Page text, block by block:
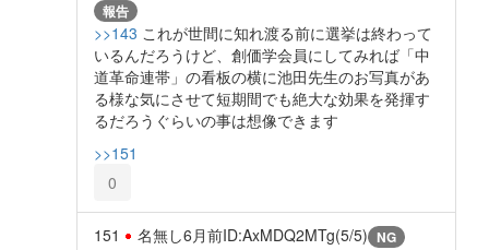
報告
>>143 これが世間に知れ渡る前に選挙は終わって
いるんだろうけど、創価学会員にしてみれば「中
道革命連帯」の看板の横に池田先生のお写真があ
る様な気にさせて短期間でも絶大な効果を発揮す
るだろうぐらいの事は想像できます
>>151
0
151 名無し6月前ID:AxMDQ2MTg(5/5) NG